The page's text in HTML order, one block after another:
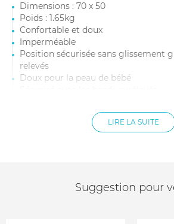
Dimensions : 70 x 50
Poids : 1.65kg
Confortable et doux
Imperméable
Position sécurisée sans glissement
relevés
Doux pour la peau de bébé
LIRE LA SUITE
Suggestion pour